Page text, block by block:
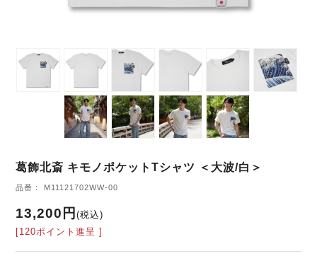
葛飾北斎 キモノポケットTシャツ ＜大波/白＞
品番： M11121702WW-00
13,200円(税込)
[120ポイント進呈 ]